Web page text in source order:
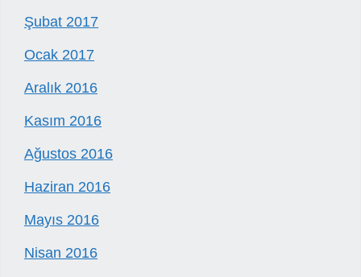
Şubat 2017
Ocak 2017
Aralık 2016
Kasım 2016
Ağustos 2016
Haziran 2016
Mayıs 2016
Nisan 2016